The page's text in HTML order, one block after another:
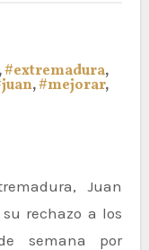
,#extremadura,
,#mejorar,
rechazo a los
semana por